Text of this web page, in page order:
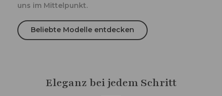
uns im Mittelpunkt.
Beliebte Modelle entdecken
Eleganz bei jedem Schritt